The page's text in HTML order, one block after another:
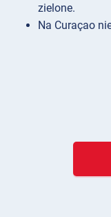
zielone.
Na Curaçao